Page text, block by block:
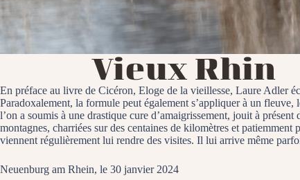
Vieux Rhin
En préface au livre de Cicéron, Eloge de la vieillesse, Laure Adler
Paradoxalement, la formule peut également s’appliquer à un
l’on a soumis à une drastique cure d’amaigrissement, jouit à
montagnes, charriées sur des centaines de kilomètres et
viennent régulièrement lui rendre des visites. Il lui arrive même
Neuenburg am Rhein, le 30 janvier 2024